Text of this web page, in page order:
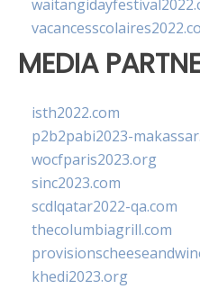
MEDIA
isth2022.com
p2b2pabi2023-
wocfparis2023.org
sinc2023.com
scdlqatar2022-qa.com
thecolumbiagrill.com
khedi2023.org